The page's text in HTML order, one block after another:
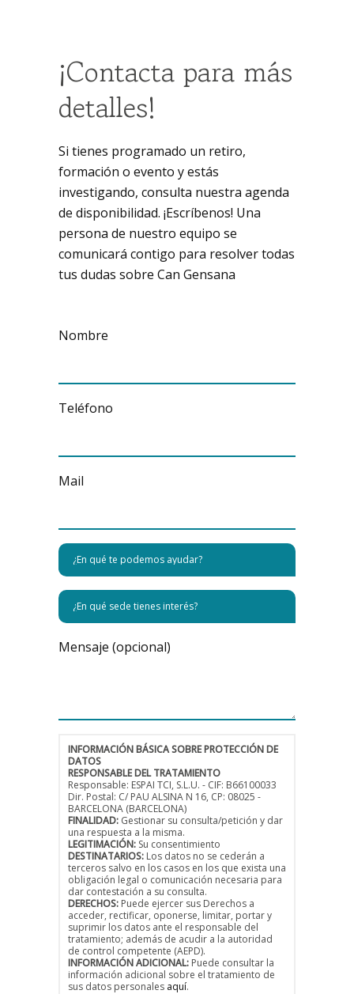
¡Contacta para más
detalles!
Si tienes programado un retiro,
formación o evento y estás
investigando, consulta nuestra agenda
de disponibilidad. ¡Escríbenos! Una
persona de nuestro equipo se
comunicará contigo para resolver todas
tus dudas sobre Can Gensana
Nombre
Teléfono
Mail
Mensaje (opcional)
INFORMACIÓN BÁSICA SOBRE PROTECCIÓN DE
DATOS
RESPONSABLE DEL TRATAMIENTO
Responsable: ESPAI TCI, S.L.U. - CIF: B66100033
Dir. Postal: C/ PAU ALSINA N 16, CP: 08025 -
BARCELONA (BARCELONA)
FINALIDAD: Gestionar su consulta/petición y dar
una respuesta a la misma.
LEGITIMACIÓN: Su consentimiento
DESTINATARIOS: Los datos no se cederán a
terceros salvo en los casos en los que exista una
obligación legal o comunicación necesaria para
dar contestación a su consulta.
DERECHOS: Puede ejercer sus Derechos a
acceder, rectificar, oponerse, limitar, portar y
suprimir los datos ante el responsable del
tratamiento; además de acudir a la autoridad
de control competente (AEPD).
INFORMACIÓN ADICIONAL: Puede consultar la
información adicional sobre el tratamiento de
sus datos personales aquí.